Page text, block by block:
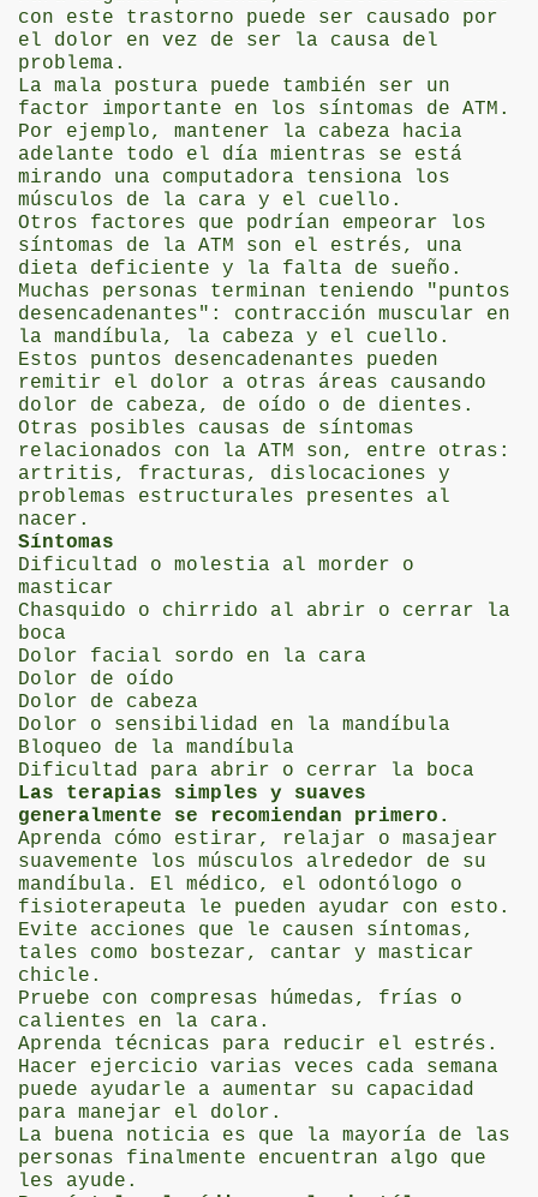
con este trastorno puede ser causado por
el dolor en vez de ser la causa del
problema.
La mala postura puede también ser un
factor importante en los síntomas de ATM.
Por ejemplo, mantener la cabeza hacia
adelante todo el día mientras se está
mirando una computadora tensiona los
músculos de la cara y el cuello.
Otros factores que podrían empeorar los
síntomas de la ATM son el estrés, una
dieta deficiente y la falta de sueño.
Muchas personas terminan teniendo "puntos
desencadenantes": contracción muscular en
la mandíbula, la cabeza y el cuello.
Estos puntos desencadenantes pueden
remitir el dolor a otras áreas causando
dolor de cabeza, de oído o de dientes.
Otras posibles causas de síntomas
relacionados con la ATM son, entre otras:
artritis, fracturas, dislocaciones y
problemas estructurales presentes al
nacer.
Síntomas
Dificultad o molestia al morder o
masticar
Chasquido o chirrido al abrir o cerrar la
boca
Dolor facial sordo en la cara
Dolor de oído
Dolor de cabeza
Dolor o sensibilidad en la mandíbula
Bloqueo de la mandíbula
Dificultad para abrir o cerrar la boca
Las terapias simples y suaves
generalmente se recomiendan primero.
Aprenda cómo estirar, relajar o masajear
suavemente los músculos alrededor de su
mandíbula. El médico, el odontólogo o
fisioterapeuta le pueden ayudar con esto.
Evite acciones que le causen síntomas,
tales como bostezar, cantar y masticar
chicle.
Pruebe con compresas húmedas, frías o
calientes en la cara.
Aprenda técnicas para reducir el estrés.
Hacer ejercicio varias veces cada semana
puede ayudarle a aumentar su capacidad
para manejar el dolor.
La buena noticia es que la mayoría de las
personas finalmente encuentran algo que
les ayude.
el misterio cerebral